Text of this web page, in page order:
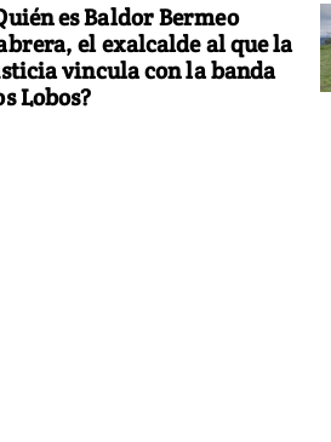
es Baldor Bermeo
el exalcalde al que la
vincula con la banda
Lobos?